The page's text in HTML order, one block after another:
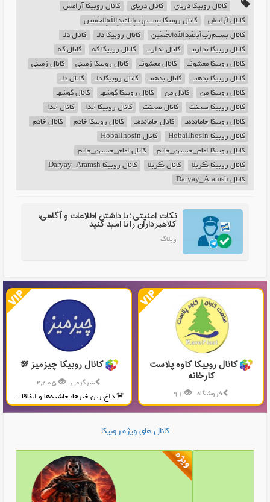
کانال روبیکا دریای کانال دریای
کانال روبیکا آرامش
کانال آرامش
کانال روبیکا بِســمِ‌رَبِ‌اَباعَبدِاللهِ‌الحُسَین
کانال بِســمِ‌رَبِ‌اَباعَبدِاللهِ‌الحُسَین
کانال روبیکا دلـ
کانال دلـ
کانال روبیکا ندارمـ‌‌
کانال ندارمـ‌‌ کانال روبیکا که‌‌
کانال که‌‌
کانال روبیکا معشوقـ‌
کانال معشوقـ‌ کانال روبیکا زمینی
کانال زمینی
کانال روبیکا بدهمـ
کانال بدهمـ کانال روبیکا دلـ
کانال دلـ
کانال روبیکا من
کانال من کانال روبیکا گوشهـ
کانال گوشهـ
کانال روبیکا صحنت
کانال صحنت کانال روبیکا خدا
کانال خدا
کانال روبیکا جاماندهـ
کانال جاماندهـ کانال روبیکا خادم
کانال خادم
کانال روبیکا Hoballhosin
کانال Hoballhosin
کانال روبیکا امام_حسین_جانم
کانال امام_حسین_جانم
کانال روبیکا ڪربلا️
کانال ڪربلا️
کانال روبیکا Daryay_Aramsh
کانال Daryay_Aramsh
نکات امنیتی: با داشتن اطلاعات و آگاهی،
کلاهبرداران را نا امید کنید
وبلاگ
کانال روبیکا کاوه پلاست
کارخانه
فروشگاه
تولید و پخش محصولات پلاستیکی...
کانال روبیکا چیزمیز 💯
سرگرمی
🚨 داغ‌ترین خبرها، حاشیه‌ها و اتفاقا...
کانال های ویژه روبیکا